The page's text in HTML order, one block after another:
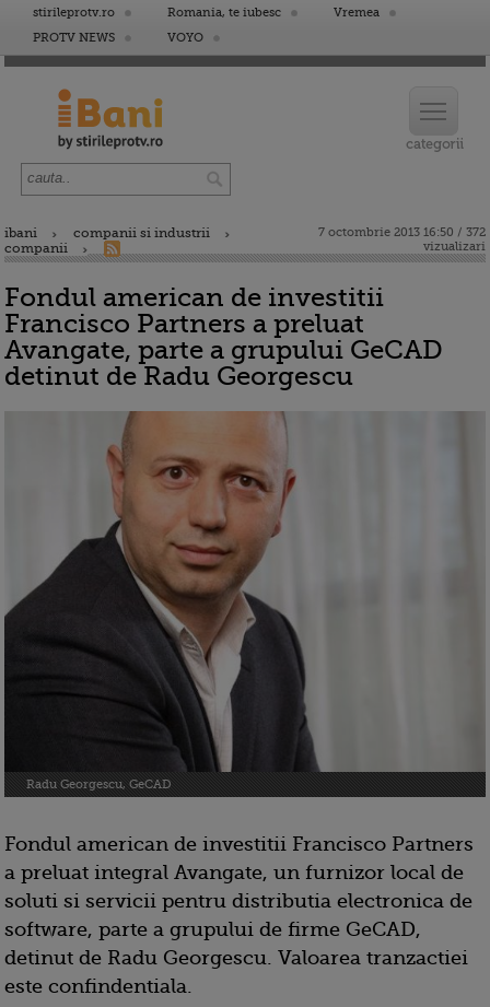
stirileprotv.ro Romania, te iubesc
Vremea
PROTV NEWS
VOYO
ibani
companii si industrii
companii
7 octombrie 2013 16:50 / 372
vizualizari
Fondul american de investitii
Francisco Partners a preluat
Avangate, parte a grupului GeCAD
detinut de Radu Georgescu
Radu Georgescu, GeCAD
Fondul american de investitii Francisco Partners
a preluat integral Avangate, un furnizor local de
soluti si servicii pentru distributia electronica de
software, parte a grupului de firme GeCAD,
detinut de Radu Georgescu. Valoarea tranzactiei
este confindentiala.